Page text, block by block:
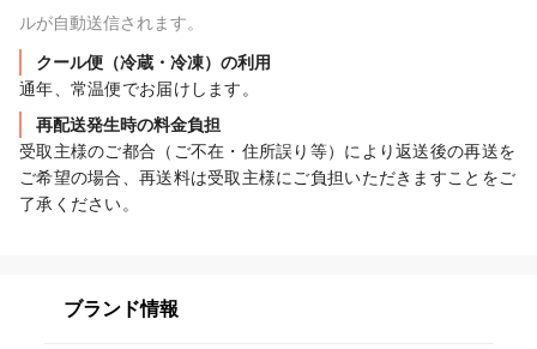
ルが自動送信されます。
クール便（冷蔵・冷凍）の利用
通年、常温便でお届けします。
再配送発生時の料金負担
受取主様のご都合（ご不在・住所誤り等）により返送後の再送を
ご希望の場合、再送料は受取主様にご負担いただきますことをご
了承ください。
ブランド情報